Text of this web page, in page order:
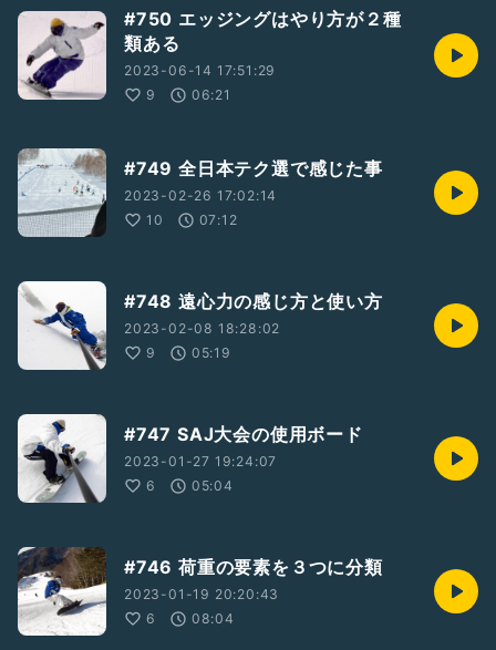
#750 エッジングはやり方が２種
類ある
2023-06-14 17:51:29
9
06:21
#749 全日本テク選で感じた事
2023-02-26 17:02:14
10
07:12
#748 遠心力の感じ方と使い方
2023-02-08 18:28:02
9
05:19
#747 SAJ大会の使用ボード
2023-01-27 19:24:07
6
05:04
#746 荷重の要素を３つに分類
2023-01-19 20:20:43
6
08:04